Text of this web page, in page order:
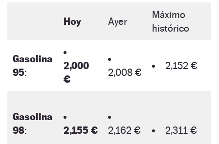
Hoy Ayer
Máximo
histórico
Gasolina
95:
2,000
€
2,008 €
2,152 €
Gasolina
98: 2,155 € 2,162 € 2,311 €